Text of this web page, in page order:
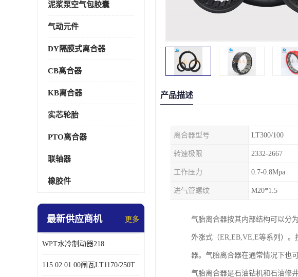
泥浆泵空气包胶囊
气动元件
DY隔膜式离合器
CB离合器
KB离合器
实芯轮胎
PTO离合器
联轴器
橡胶件
最新供应商机 更多
WPT水冷制动器218
115.02.01.00闸瓦LT1170/250T
产品描述
离合器型号 LT300/100
转速极限 2332-2667
工作压力 0.7-0.8Mpa
进气管螺纹 M20*1.5
气胎离合器按其内部结构可以分
外涨式（ER,EB,VE,E等系列）。
器。气胎离合器在通常情况下也
气胎离合器是石油钻机和石油修